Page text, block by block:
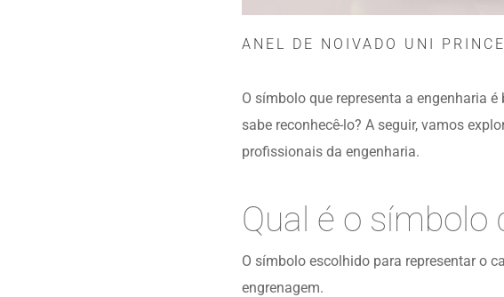
ANEL DE NOIVADO UNI
O símbolo que representa a engenharia
sabe reconhecê-lo? A seguir, vamos
profissionais da engenharia.
Qual é o símbolo
O símbolo escolhido para representar o
engrenagem.